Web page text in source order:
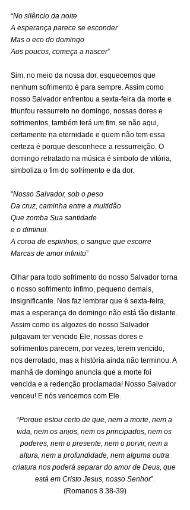
“No silêncio da noite
A esperança parece se esconder
Mas o eco do domingo
Aos poucos, começa a nascer”
Sim, no meio da nossa dor, esquecemos que
nenhum sofrimento é para sempre. Assim como
nosso Salvador enfrentou a sexta-feira da morte e
triunfou ressurreto no domingo, nossas dores e
sofrimentos, também terá um fim, se não aqui,
certamente na eternidade e quem não tem essa
certeza é porque desconhece a ressurreição. O
domingo retratado na música é símbolo de vitória,
simboliza o fim do sofrimento e da dor.
“Nosso Salvador, sob o peso
Da cruz, caminha entre a multidão
Que zomba Sua santidade
e o diminui.
A coroa de espinhos, o sangue que escorre
Marcas de amor infinito”
Olhar para todo sofrimento do nosso Salvador torna
o nosso sofrimento ínfimo, pequeno demais,
insignificante. Nos faz lembrar que é sexta-feira,
mas a esperança do domingo não está tão distante.
Assim como os algozes do nosso Salvador
julgavam ter vencido Ele, nossas dores e
sofrimentos parecem, por vezes, terem vencido,
nos derrotado, mas a história ainda não terminou. A
manhã de domingo anuncia que a morte foi
vencida e a redenção proclamada! Nosso Salvador
venceu! E nós vencemos com Ele.
“Porque estou certo de que, nem a morte, nem a
vida, nem os anjos, nem os principados, nem os
poderes, nem o presente, nem o porvir, nem a
altura, nem a profundidade, nem alguma outra
criatura nos poderá separar do amor de Deus, que
está em Cristo Jesus, nosso Senhor”.
(Romanos 8.38-39)